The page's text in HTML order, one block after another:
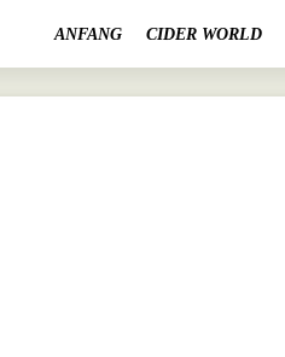
ANFANG CIDER WORLD